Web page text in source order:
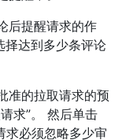
后提醒请求的作
择达到多少条评论
准的拉取请求的预
求”。 然后单击
求必须忽略多少审